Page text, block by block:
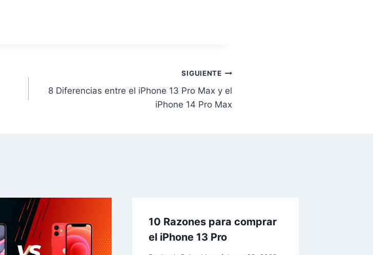
SIGUIENTE
8 Diferencias entre el iPhone 13 Pro Max y el
iPhone 14 Pro Max
10 Razones para comprar
el iPhone 13 Pro